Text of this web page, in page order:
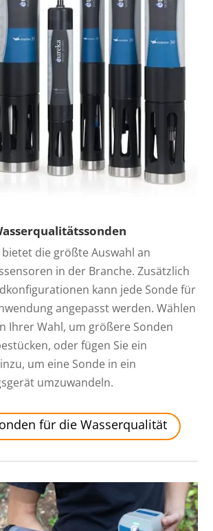
bietet die größte Auswahl an
in der Branche. Zusätzlich
kann jede Sonde für
angepasst werden. Wählen
Ihrer Wahl, um größere Sonden
oder fügen Sie ein
um eine Sonde in ein
umzuwandeln.
für die Wasserqualität